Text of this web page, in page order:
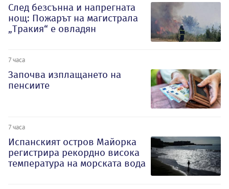
След безсънна и напрегната
нощ: Пожарът на магистрала
„Тракия“ е овладян
7 часа
Започва изплащането на
пенсиите
7 часа
Испанският остров Майорка
регистрира рекордно висока
температура на морската вода